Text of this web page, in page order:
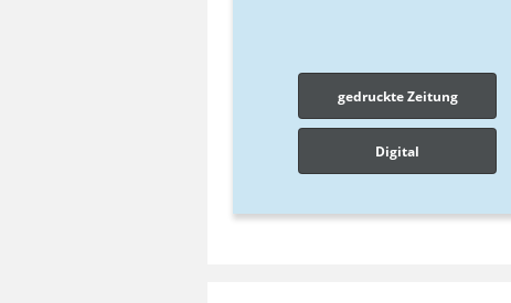
gedruckte Zeitung
Digital